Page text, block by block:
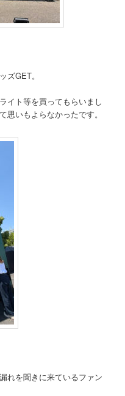
ズGET。
イト等を買ってもらいまし
思いもよらなかったです。
れを聞きに来ているファン